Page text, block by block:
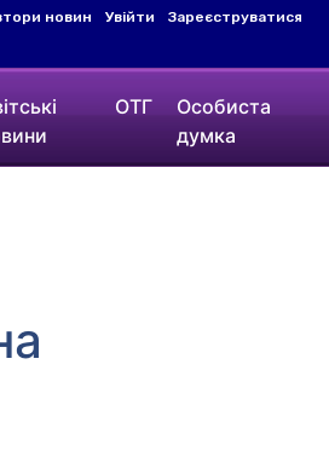
новин Увійти Зареєструватися
ОТГ
Особиста
думка